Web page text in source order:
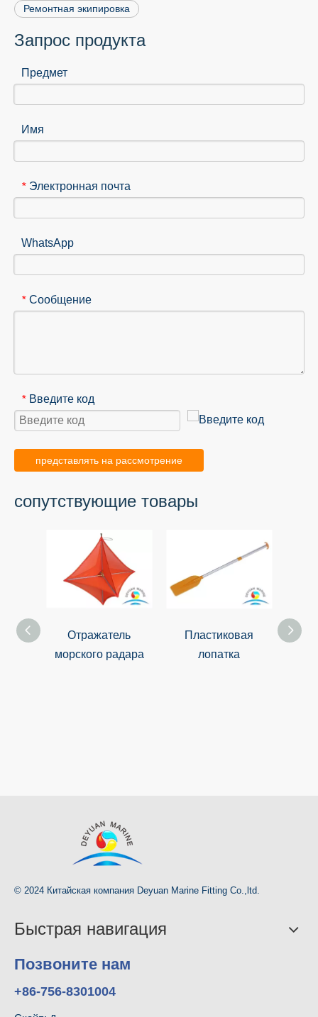
Ремонтная экипировка
Запрос продукта
Предмет
Имя
* Электронная почта
WhatsApp
* Сообщение
* Введите код
представлять на рассмотрение
сопутствующие товары
Отражатель
морского радара
Пластиковая
лопатка
© 2024 Китайская компания Deyuan Marine Fitting Co.,ltd.
Быстрая навигация
Позвоните нам
+86-756-8301004